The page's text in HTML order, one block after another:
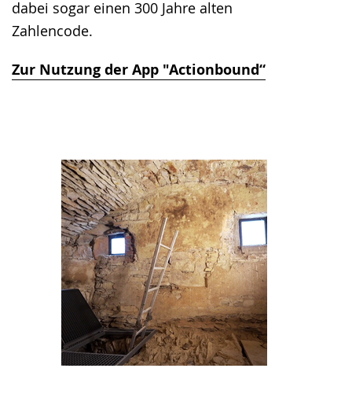
dabei sogar einen 300 Jahre alten
Zahlencode.
Zur Nutzung der App "Actionbound“